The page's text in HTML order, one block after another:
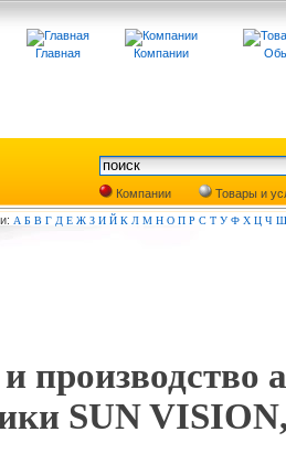
Главная Компании
Компании
Товары и
А Б В Г Д Е Ж З И Й К Л М Н О П Р С Т У Ф Х Ц Ч Ш
производство
SUN